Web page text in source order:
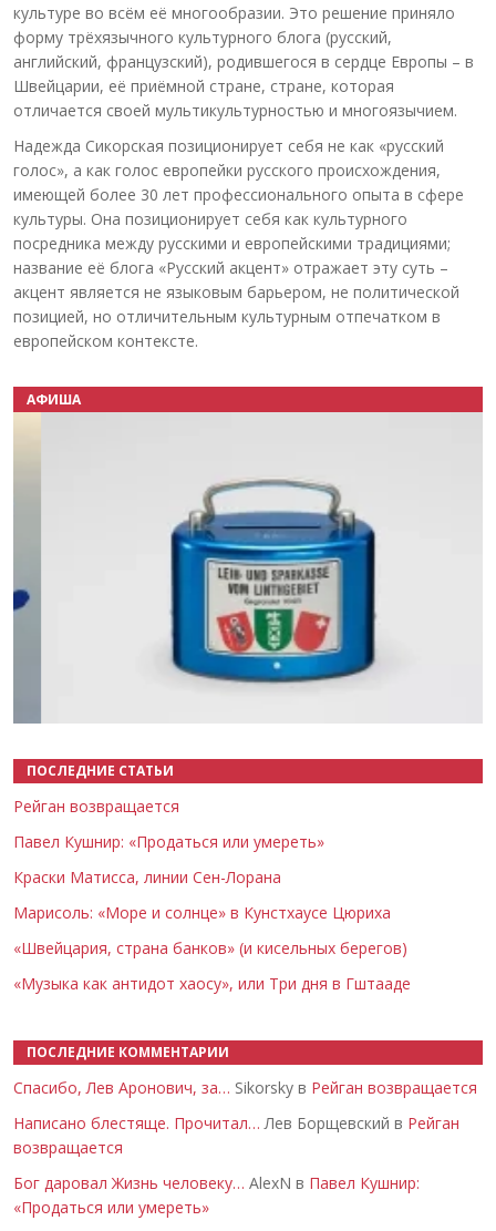
культуре во всём её многообразии. Это решение приняло
форму трёхязычного культурного блога (русский,
английский, французский), родившегося в сердце Европы – в
Швейцарии, её приёмной стране, стране, которая
отличается своей мультикультурностью и многоязычием.
Надежда Сикорская позиционирует себя не как «русский
голос», а как голос европейки русского происхождения,
имеющей более 30 лет профессионального опыта в сфере
культуры. Она позиционирует себя как культурного
посредника между русскими и европейскими традициями;
название её блога «Русский акцент» отражает эту суть –
акцент является не языковым барьером, не политической
позицией, но отличительным культурным отпечатком в
европейском контексте.
АФИША
ПОСЛЕДНИЕ СТАТЬИ
Рейган возвращается
Павел Кушнир: «Продаться или умереть»
Краски Матисса, линии Сен-Лорана
Марисоль: «Море и солнце» в Кунстхаусе Цюриха
«Швейцария, страна банков» (и кисельных берегов)
«Музыка как антидот хаосу», или Три дня в Гштааде
ПОСЛЕДНИЕ КОММЕНТАРИИ
Спасибо, Лев Аронович, за… Sikorsky в Рейган возвращается
Написано блестяще. Прочитал… Лев Борщевский в Рейган
возвращается
Бог даровал Жизнь человеку… AlexN в Павел Кушнир:
«Продаться или умереть»